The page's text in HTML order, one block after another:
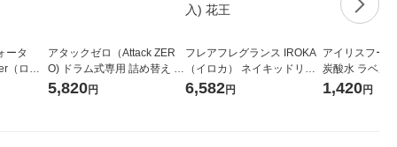
ータ
（ロハ
ベルレ
アタックゼロ（Attack ZER
O) ドラム式専用 詰め替え メ
ガジャンボ 2300g 1セット
5,820円
フレアフレグランス IROKA
（イロカ） ネイキッドリリ
ーの香り 柔軟剤 詰め替え 超
6,582円
アイリスフー
炭酸水 ラベル
箱（24本入）
1,420円